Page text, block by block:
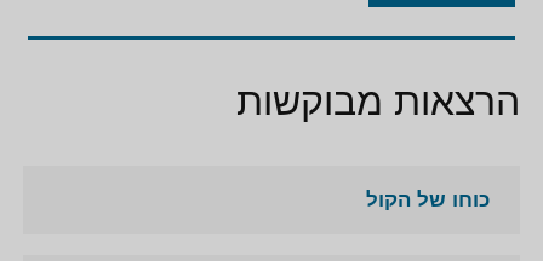
שירתה בצבא כחוקרת ת״ש בקצין העיר בירושלים.
כיום מתגוררת ביפו נשואה ואמא לשני בנים.
הרצאות מבוקשות
כוחו של הקול